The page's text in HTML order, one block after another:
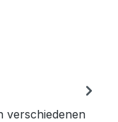
verschiedenen